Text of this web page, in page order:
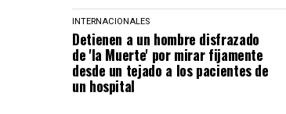
INTERNACIONALES
Detienen a un hombre disfrazado
de 'la Muerte' por mirar fijamente
desde un tejado a los pacientes de
un hospital